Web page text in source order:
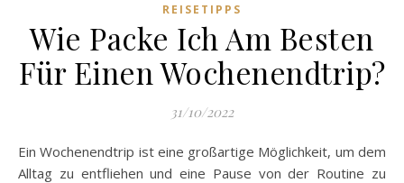
REISETIPPS
Wie Packe Ich Am Besten
Für Einen Wochenendtrip?
31/10/2022
Ein Wochenendtrip ist eine großartige Möglichkeit, um dem
Alltag zu entfliehen und eine Pause von der Routine zu